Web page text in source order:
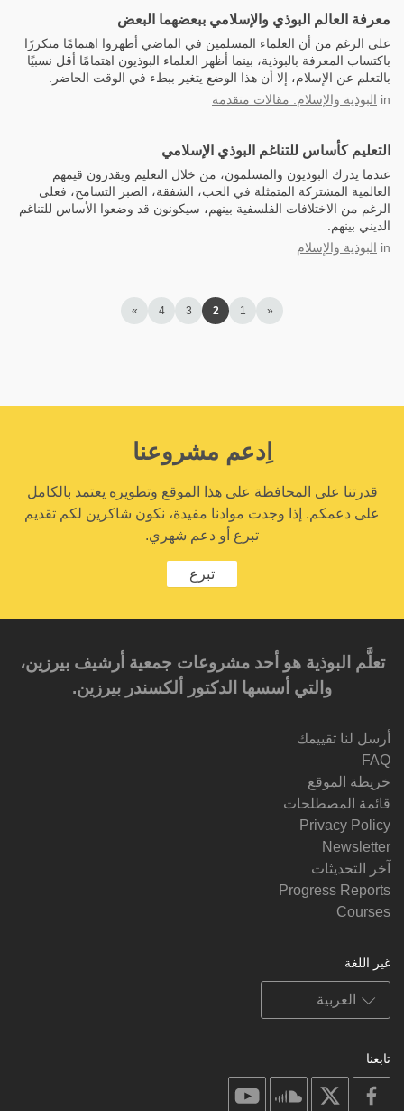
معرفة العالم البوذي والإسلامي ببعضهما البعض
على الرغم من أن العلماء المسلمين في الماضي أظهروا اهتمامًا متكررًا
باكتساب المعرفة بالبوذية، بينما أظهر العلماء البوذيون اهتمامًا أقل نسبيًا
بالتعلم عن الإسلام، إلا أن هذا الوضع يتغير ببطء في الوقت الحاضر.
in البوذية والإسلام: مقالات متقدمة
التعليم كأساس للتناغم البوذي الإسلامي
عندما يدرك البوذيون والمسلمون، من خلال التعليم ويقدرون قيمهم
العالمية المشتركة المتمثلة في الحب، الشفقة، الصبر التسامح، فعلى
الرغم من الاختلافات الفلسفية بينهم، سيكونون قد وضعوا الأساس للتناغم
الديني بينهم.
in البوذية والإسلام
«
1
2
3
4
»
اِدعم مشروعنا
قدرتنا على المحافظة على هذا الموقع وتطويره يعتمد بالكامل
على دعمكم. إذا وجدت موادنا مفيدة، نكون شاكرين لكم تقديم
تبرع أو دعم شهري.
تبرع
تعلَّم البوذية هو أحد مشروعات جمعية أرشيف بيرزين،
والتي أسسها الدكتور ألكسندر بيرزين.‎‎
أرسل لنا تقييمك
FAQ
خريطة الموقع
قائمة المصطلحات
Privacy Policy
Newsletter
آخر التحديثات
Progress Reports
Courses
غير اللغة
تابعنا
facebook
soundcloud